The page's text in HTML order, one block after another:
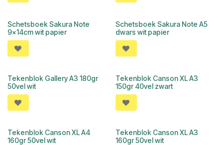
Schetsboek Sakura Note
9x14cm wit papier
Schetsboek Sakura Note A5
dwars wit papier
Tekenblok Gallery A3 180gr
50vel wit
Tekenblok Canson XL A3
150gr 40vel zwart
Tekenblok Canson XL A4
160gr 50vel wit
Tekenblok Canson XL A3
160gr 50vel wit